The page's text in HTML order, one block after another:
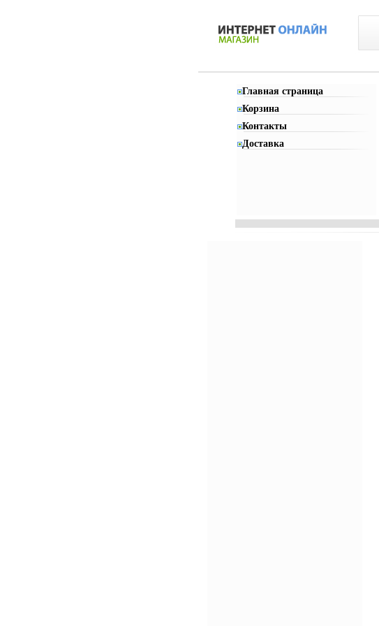
Главная страница
Корзина
Контакты
Доставка